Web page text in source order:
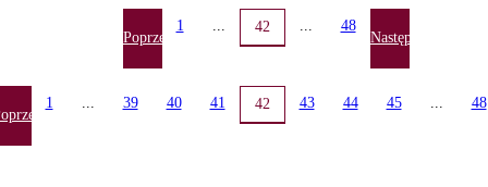
Poprzednia
1 42 48
Następna
1 39 40 41 42 43 44 45 48